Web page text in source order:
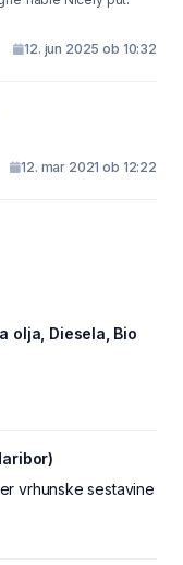
12. jun 2025 ob 10:32
12. mar 2021 ob 12:22
olja, Diesela, Bio
vrhunske sestavine